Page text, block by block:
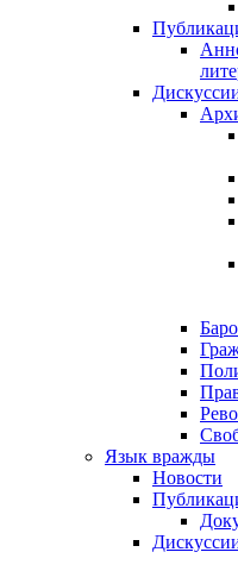
Язык вражды
Новости